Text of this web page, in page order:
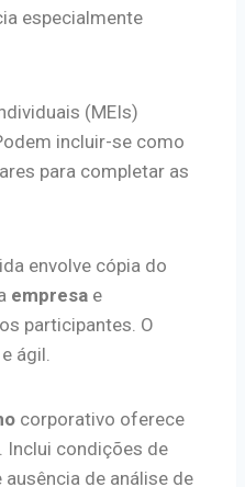
especialmente
(MEIs)
incluir-se como
para completar as
envolve cópia do
empresa e
participantes. O
ágil.
corporativo oferece
Inclui condições de
de análise de